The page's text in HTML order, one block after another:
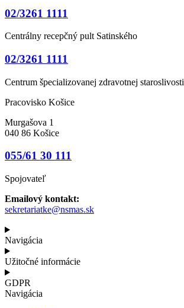
02/3261 1111
Centrálny recepčný pult Satinského
02/3261 1111
Centrum špecializovanej zdravotnej staroslivosti
Pracovisko Košice
Murgašova 1
040 86 Košice
055/61 30 111
Spojovateľ
Emailový kontakt:
sekretariatke@nsmas.sk
Navigácia
Užitočné informácie
GDPR
Navigácia